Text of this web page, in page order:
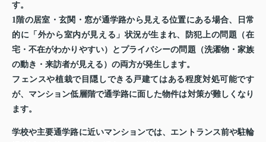
す。
1階の居室・玄関・窓が通学路から見える位置にある場合、日常
的に「外から室内が見える」状況が生まれ、防犯上の問題（在
宅・不在がわかりやすい）とプライバシーの問題（洗濯物・家族
の動き・来訪者が見える）の両方が発生します。
フェンスや植栽で目隠しできる戸建てはある程度対処可能です
が、マンション低層階で通学路に面した物件は対策が難しくなり
ます。
学校や主要通学路に近いマンションでは、エントランス前や駐輪